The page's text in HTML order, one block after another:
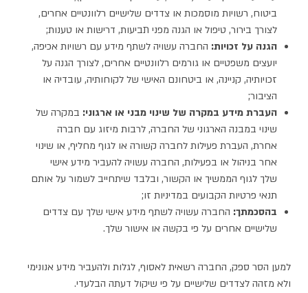
ביטוח, רשויות מוסמכות או צדדים שלישיים רלוונטיים אחרים,
לצורך בירור, טיפול או הגנה מפני תביעות, דרישות או טענות;
הגנה על זכויות: החברה עשויה לשתף מידע עם רשויות אכיפה,
יועצים משפטיים או גורמים רלוונטיים אחרים, לצורך הגנה על
זכויותיה, קניינה, או ביטחונם האישי של לקוחותיה, עובדיה או
הציבור;
העברת מידע במקרה של שינוי מבני או ארגוני: במקרה של
שינוי במבנה הארגוני של החברה, לרבות מיזוג עם חברה
אחרת, העברת פעילות לחברה קשורה או לגוף מחליף, או שינוי
אחר בניהול או בפעילות, החברה עשויה להעביר מידע אישי
שלך לגוף הממשיך או הקשור, ובלבד שיתחייב לשמור על אותם
תנאי פרטיות הקבועים במדיניות זו;
בהסכמתך: החברה עשויה לשתף מידע אישי שלך עם צדדים
שלישיים אחרים על פי בקשה או אישור שלך.
למען הסר ספק, החברה רשאית לאסוף, לגלות ולהעביר מידע אנונימי
ולא מזהה לצדדים שלישיים על פי שיקול דעתה הבלעדי.